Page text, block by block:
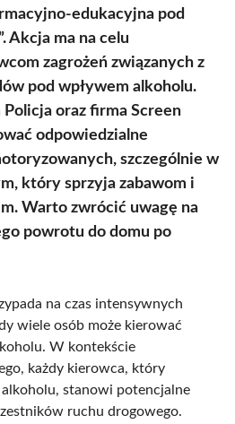
edukacyjna pod
Akcja ma na celu
zagrożeń związanych z
pod wpływem alkoholu.
oraz firma Screen
odpowiedzialne
szczególnie w
który sprzyja zabawom i
Warto zwrócić uwagę na
powrotu do domu po
na czas intensywnych
wiele osób może kierować
W kontekście
każdy kierowca, który
stanowi potencjalne
ruchu drogowego.